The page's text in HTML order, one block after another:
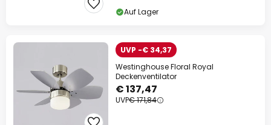
Auf Lager
UVP -€ 34,37
Westinghouse Floral Royal
Deckenventilator
€ 137,47
UVP€ 171,84